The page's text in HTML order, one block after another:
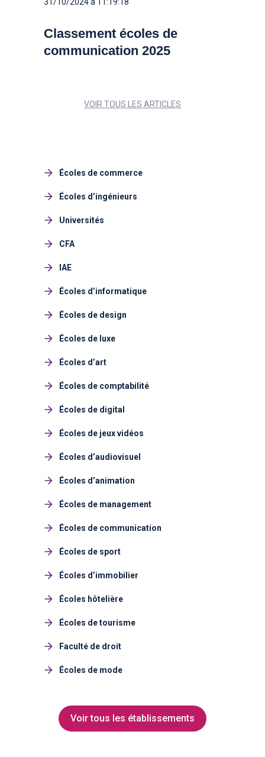
Classement écoles de
communication 2025
VOIR TOUS LES ARTICLES
Écoles de commerce
Écoles d’ingénieurs
Universités
CFA
IAE
Écoles d’informatique
Écoles de design
Écoles de luxe
Écoles d’art
Écoles de comptabilité
Écoles de digital
Écoles de jeux vidéos
Écoles d’audiovisuel
Écoles d’animation
Écoles de management
Écoles de communication
Écoles de sport
Écoles d’immobilier
Écoles hôtelière
Écoles de tourisme
Faculté de droit
Écoles de mode
Voir tous les établissements